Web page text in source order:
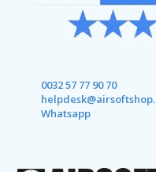
0032 57 77 90 70
Whatsapp